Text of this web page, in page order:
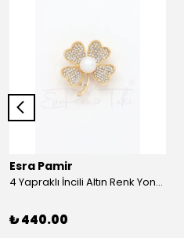
Esra Pamir
4 Yapraklı İncili Altın Renk Yonca Broş
₺ 440.00